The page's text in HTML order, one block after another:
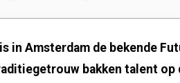
in Amsterdam de bekende
bakken talent